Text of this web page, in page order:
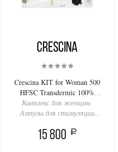
Crescina
Crescina KIT for Woman 500
HFSC Transdermic 100%
№10+№10 + Shampoo +
Massager
Комплекс для женщин:
Ампулы для стимуляции
упаковки по 10 ампул) +
15 800 a